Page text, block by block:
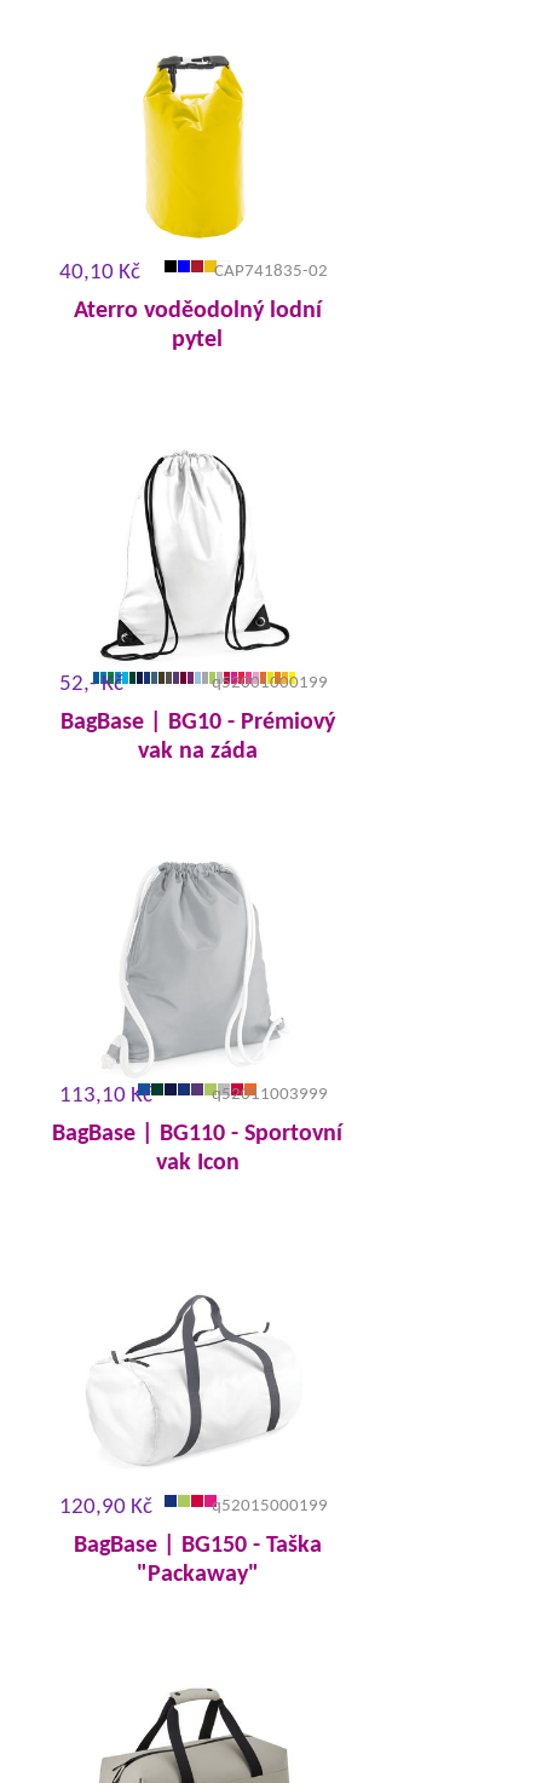
40,10 Kč CAP741835-02
Aterro voděodolný lodní
pytel
52,- Kč q52001000199
BagBase | BG10 - Prémiový
vak na záda
113,10 Kč q52011003999
BagBase | BG110 - Sportovní
vak Icon
120,90 Kč q52015000199
BagBase | BG150 - Taška
"Packaway"